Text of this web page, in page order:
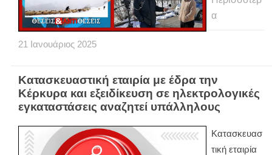
α
21 Ιανουάριος 2025
Κατασκευαστική εταιρία με έδρα την
Κέρκυρα και εξειδίκευση σε ηλεκτρολογικές
εγκαταστάσεις αναζητεί υπάλληλους
Κατασκευασ
τική εταιρία